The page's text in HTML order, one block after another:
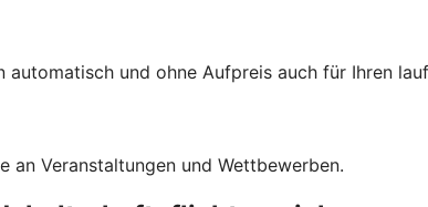
und ohne Aufpreis auch für Ihren
an Veranstaltungen und Wettbewerben.